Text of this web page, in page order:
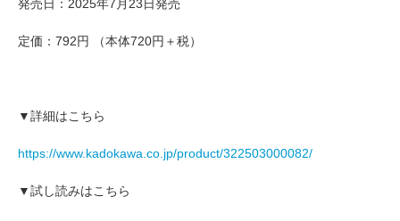
発売日：2025年7月23日発売
定価：792円 （本体720円＋税）
▼詳細はこちら
https://www.kadokawa.co.jp/product/322503000082/
▼試し読みはこちら